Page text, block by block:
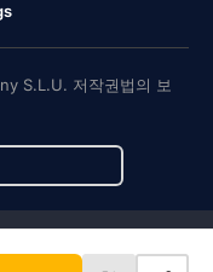
S.L.U. 저작권법의 보